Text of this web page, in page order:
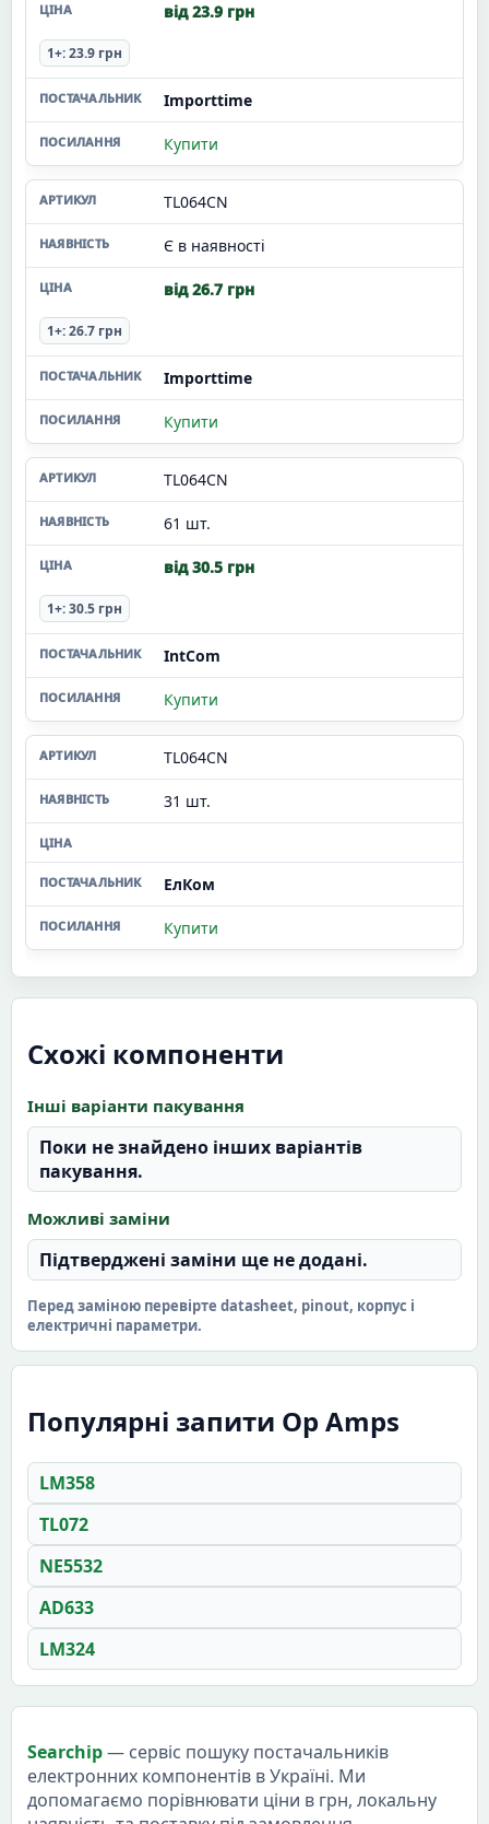
від 23.9 грн
1+: 23.9 грн
Importtime
Купити
TL064CN
Є в наявності
від 26.7 грн
1+: 26.7 грн
Importtime
Купити
TL064CN
61 шт.
від 30.5 грн
1+: 30.5 грн
IntCom
Купити
TL064CN
31 шт.
ЕлКом
Купити
Схожі компоненти
Інші варіанти пакування
Поки не знайдено інших варіантів
пакування.
Можливі заміни
Підтверджені заміни ще не додані.
Перед заміною перевірте datasheet, pinout, корпус і
електричні параметри.
Популярні запити Op Amps
LM358
TL072
NE5532
AD633
LM324
Searchip— сервіс пошуку постачальників
електронних компонентів в Україні. Ми
допомагаємо порівнювати ціни в грн, локальну